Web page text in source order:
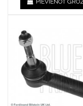
PIEVIENOT